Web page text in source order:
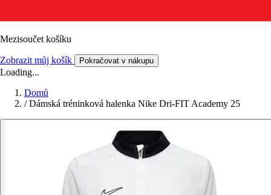
Mezisoučet košíku
Zobrazit můj košík Pokračovat v nákupu
Loading...
Domů
/ Dámská tréninková halenka Nike Dri-FIT Academy 25